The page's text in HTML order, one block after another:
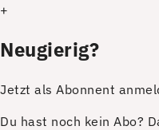
+
Neugierig?
Jetzt als Abonnent
Du hast noch kein Abo?